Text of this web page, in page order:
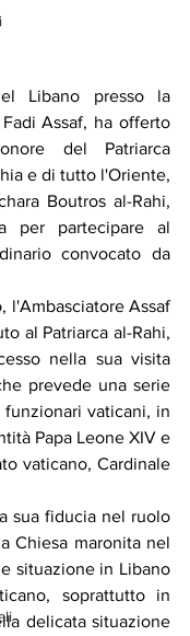
Libano presso la
Assaf, ha offerto
del Patriarca
e di tutto l'Oriente,
Boutros al-Rahi,
per partecipare al
convocato da
l'Ambasciatore Assaf
al Patriarca al-Rahi,
nella sua visita
prevede una serie
vaticani, in
Papa Leone XIV e
vaticano, Cardinale
sua fiducia nel ruolo
Chiesa maronita nel
situazione in Libano
soprattutto in
delicata situazione